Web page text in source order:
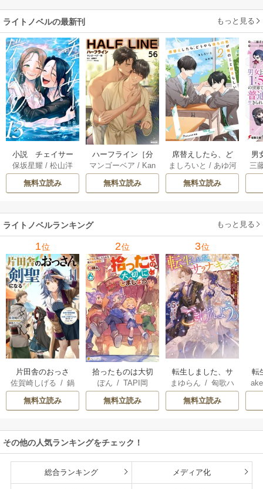
す～
ライトノベルの最新刊 もっと見る
小説 チェイサー
ゲームW 13巻
保坂星耀 /松山洋
無料立読み
ハーフライン［分
冊版] 56巻
マンゴーベア / Kan
apy
/加藤智子
無料立読み
席替えしたら、ど
うやら後ろの男が
俺のこと好きらし
い 2巻
ましろいと / あゆ河
無料立読み
男
で
三
ライトノベルランキング もっと見る
1位
片田舎のおっさ
ん、剣聖になる
～ただの田舎の剣
術師範だったの
たちが俺を放って
くれない件～
佐賀崎しげる /鍋
島テツヒロ
無料立読み
2位
拾ったものは大切
にしましょう ～子
狼に気に入られた
男の転移物語～
ぽん / TAPI岡
無料立読み
3位
転生しました、サ
ラナ・キンジェで
す。ごきげんよ
う。
まゆらん /匈歌ハ
トリ
無料立読み
転
帝
その他の人気ランキングをチェック！
総合ランキング メディア化